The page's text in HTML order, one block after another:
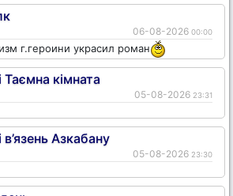
06-08-2026 00:00
г.героини украсил роман
Таємна кімната
05-08-2026 23:31
в’язень Азкабану
05-08-2026 23:30